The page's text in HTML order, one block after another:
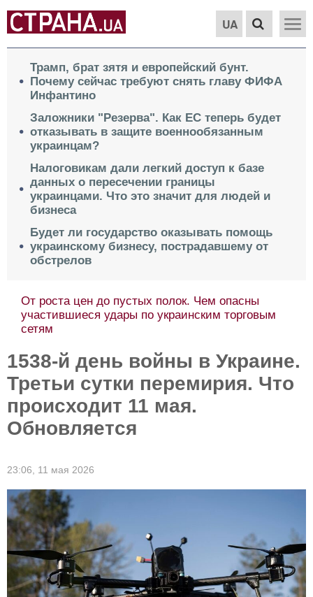
UA
Трамп, брат зятя и европейский бунт.
Почему сейчас требуют снять главу ФИФА
Инфантино
Заложники "Резерва". Как ЕС теперь будет
отказывать в защите военнообязанным
украинцам?
Налоговикам дали легкий доступ к базе
данных о пересечении границы
украинцами. Что это значит для людей и
бизнеса
Будет ли государство оказывать помощь
украинскому бизнесу, пострадавшему от
обстрелов
Весь мир отдать за Краматорск. О парадоксе в
условиях завершения войны Москвы и Киева
1538-й день войны в Украине.
Третьи сутки перемирия. Что
происходит 11 мая.
Обновляется
23:06, 11 мая 2026